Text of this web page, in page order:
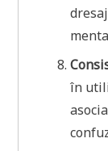
în